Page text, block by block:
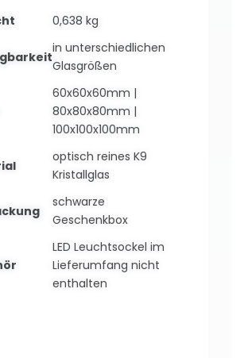
0,638 kg
in unterschiedlichen
Glasgrößen
60x60x60mm |
80x80x80mm |
100x100x100mm
optisch reines K9
Kristallglas
schwarze
Geschenkbox
LED Leuchtsockel im
Lieferumfang nicht
enthalten